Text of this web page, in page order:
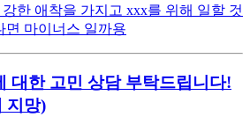
한 애착을 가지고 xxx를 위해 일할 것
면 마이너스 일까용
대한 고민 상담 부탁드립니다!
지망)